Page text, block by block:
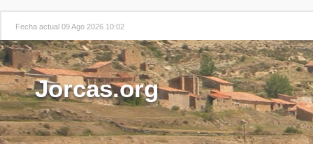
Fecha actual 09 Ago 2026 10:02
Jorcas.org